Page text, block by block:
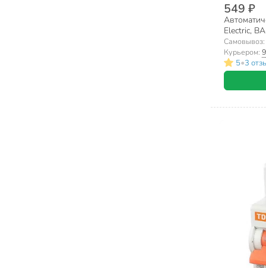
549 ₽
Electric,
С,
Самовывоз:
Курьером:
5•3